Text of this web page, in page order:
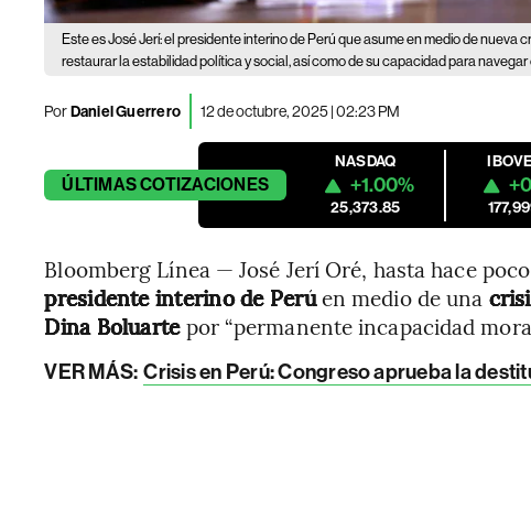
Este es José Jerí: el presidente interino de Perú que asume en medio de nueva
restaurar la estabilidad política y social, así como de su capacidad para
PorDaniel Guerrero 12 de octubre, 2025 | 02:23 PM
ÚLTIMASCOTIZACIONES
NASDAQ
+1.00%
25,373.85
Bloomberg Línea — José Jerí Oré, hasta hace
presidente interino de Perúen medio de una
Dina Boluartepor “permanente incapacidad
VER MÁS: Crisis en Perú: Congreso aprueba la